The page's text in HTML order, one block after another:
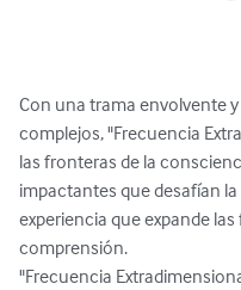
Con una trama envolvente
complejos, "Frecuencia
las fronteras de la
impactantes que desafían
experiencia que expande
comprensión.
"Frecuencia